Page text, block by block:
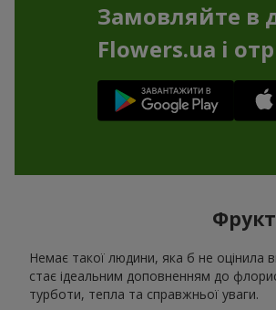
Замовляйте в
Flowers.ua і
Немає такої людини, яка б не оцінила
стає ідеальним доповненням до
турботи, тепла та справжньої уваги.